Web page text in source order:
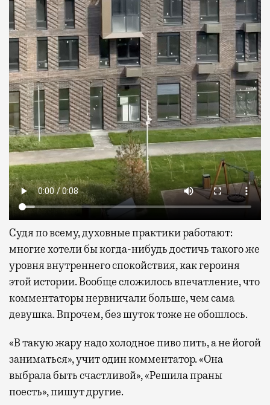
Судя по всему, духовные практики работают:
многие хотели бы когда-нибудь достичь такого же
уровня внутреннего спокойствия, как героиня
этой истории. Вообще сложилось впечатление, что
комментаторы нервничали больше, чем сама
девушка. Впрочем, без шуток тоже не обошлось.
«В такую жару надо холодное пиво пить, а не йогой
заниматься», учит один комментатор. «Она
выбрала быть счастливой», «Решила праны
поесть», пишут другие.